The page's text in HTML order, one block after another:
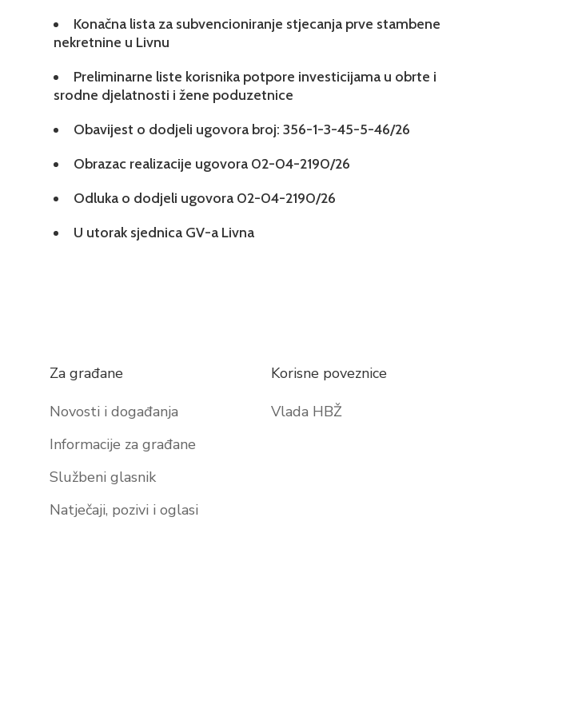
Konačna lista za subvencioniranje stjecanja prve stambene
nekretnine u Livnu
Preliminarne liste korisnika potpore investicijama u obrte i
srodne djelatnosti i žene poduzetnice
Obavijest o dodjeli ugovora broj: 356-1-3-45-5-46/26
Obrazac realizacije ugovora 02-04-2190/26
Odluka o dodjeli ugovora 02-04-2190/26
U utorak sjednica GV-a Livna
Za građane
Novosti i događanja
Informacije za građane
Službeni glasnik
Natječaji, pozivi i oglasi
Korisne poveznice
Vlada HBŽ